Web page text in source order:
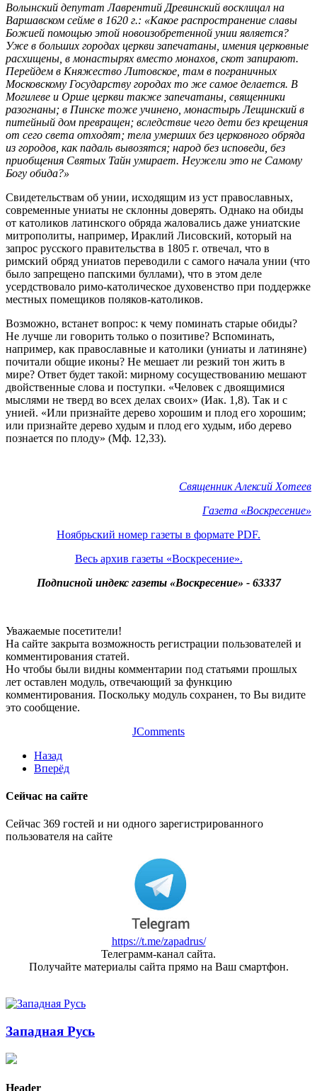
Волынский депутат Лаврентий Древинский восклицал на
Варшавском сейме в 1620 г.: «Какое распространение славы
Божией помощью этой новоизобретенной унии является?
Уже в больших городах церкви запечатаны, имения церковные
расхищены, в монастырях вместо монахов, скот запирают.
Перейдем в Княжество Литовское, там в пограничных
Московскому Государству городах то же самое делается. В
Могилеве и Орше церкви также запечатаны, священники
разогнаны; в Пинске тоже учинено, монастырь Лещинский в
питейный дом превращен; вследствие чего дети без крещения
от сего света отходят; тела умерших без церковного обряда
из городов, как падаль вывозятся; народ без исповеди, без
приобщения Святых Тайн умирает. Неужели это не Самому
Богу обида?»
Свидетельствам об унии, исходящим из уст православных,
современные униаты не склонны доверять. Однако на обиды
от католиков латинского обряда жаловались даже униатские
митрополиты, например, Ираклий Лисовский, который на
запрос русского правительства в 1805 г. отвечал, что в
римский обряд униатов переводили с самого начала унии (что
было запрещено папскими буллами), что в этом деле
усердствовало римо-католическое духовенство при поддержке
местных помещиков поляков-католиков.
Возможно, встанет вопрос: к чему поминать старые обиды?
Не лучше ли говорить только о позитиве? Вспоминать,
например, как православные и католики (униаты и латиняне)
почитали общие иконы? Не мешает ли резкий тон жить в
мире? Ответ будет такой: мирному сосуществованию мешают
двойственные слова и поступки. «Человек с двоящимися
мыслями не тверд во всех делах своих» (Иак. 1,8). Так и с
унией. «Или признайте дерево хорошим и плод его хорошим;
или признайте дерево худым и плод его худым, ибо дерево
познается по плоду» (Мф. 12,33).
Священник Алексий Хотеев
Газета «Воскресение»
Ноябрьский номер газеты в формате PDF.
Весь архив газеты «Воскресение».
Подписной индекс газеты «Воскресение» - 63337
Уважаемые посетители!
На сайте закрыта возможность регистрации пользователей и
комментирования статей.
Но чтобы были видны комментарии под статьями прошлых
лет оставлен модуль, отвечающий за функцию
комментирования. Поскольку модуль сохранен, то Вы видите
это сообщение.
JComments
Назад
Вперёд
Сейчас на сайте
Сейчас 369 гостей и ни одного зарегистрированного
пользователя на сайте
https://t.me/zapadrus/
Телеграмм-канал сайта.
Получайте материалы сайта прямо на Ваш смартфон.
Западная Русь
Header